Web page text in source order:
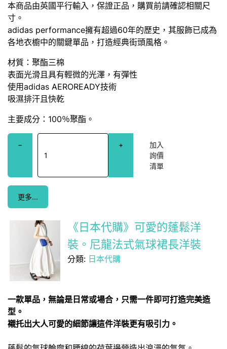
本商品由英國平行輸入，保證正品，購買前請確認相關尺
寸。
adidas performance擁有超過60年的歷史，其服飾已成為
各地衣櫥中的關鍵單品，打造經典街頭風格。
材質：聚酯三棉
表面光滑且具有輕微的光澤，有彈性
使用adidas AEROREADY技術
吸濕排汗且快乾
主要成分：100％聚酯。
− +
更多...
《日本代購》可愛的蓬鬆洋
裝。尼龍法式氣球裙長洋裝
分類: 日本代購
一款單品，無論是日常或場合，只需一件即可打造完美造
型。
襯托出大人可愛的細節讓這件洋裝更有吸引力。